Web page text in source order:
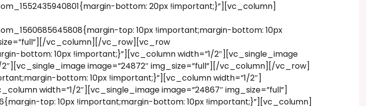
bottom: 20px !important;}”][vc_column]
top: 10px !important;margin-bottom: 10px
vc_column][/vc_row][vc_row
bottom: 10px !important;}”][vc_column width=”1/2″][vc_single_image
image=”24872″ img_size=”full”][/vc_column][/vc_row]
bottom: 10px !important;}”][vc_column width=”1/2″]
width=”1/2″][vc_single_image image=”24867″ img_size=”full”]
top: 10px !important;margin-bottom: 10px !important;}”][vc_column]